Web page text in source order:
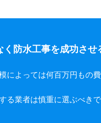
く防水工事を成功させ
によっては何百万円もの
る業者は慎重に選ぶべきで